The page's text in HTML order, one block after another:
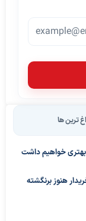
ترین ها
خواهیم داشت
هنوز برنگشته